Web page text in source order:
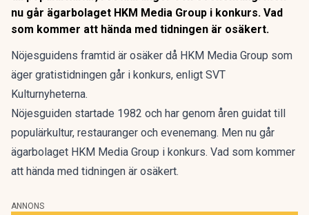
nu går ägarbolaget HKM Media Group i konkurs. Vad
som kommer att hända med tidningen är osäkert.
Nöjesguidens framtid är osäker då HKM Media Group som
äger gratistidningen går i konkurs, enligt SVT
Kulturnyheterna.
Nöjesguiden startade 1982 och har genom åren guidat till
populärkultur, restauranger och evenemang. Men nu går
ägarbolaget HKM Media Group i konkurs. Vad som kommer
att hända med tidningen är osäkert.
ANNONS